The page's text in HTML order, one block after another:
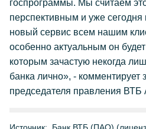
госпрограммы. Мы считаем
перспективным и уже сегодня
новый сервис всем нашим
особенно актуальным он
которым зачастую некогда
банка лично», - комментирует
председателя правления ВТБ